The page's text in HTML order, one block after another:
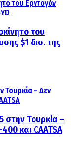
του
$1 δισ. της
στην Τουρκία –
και CAATSA